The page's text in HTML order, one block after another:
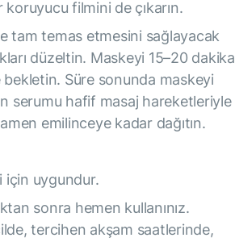
koruyucu filmini de çıkarın.
tam temas etmesini sağlayacak
düzeltin. Maskeyi 15–20 dakika
Süre sonunda maskeyi
serumu hafif masaj hareketleriyle
emilinceye kadar dağıtın.
için uygundur.
sonra hemen kullanınız.
tercihen akşam saatlerinde,